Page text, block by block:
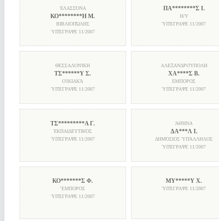
ἘΛΑΣΣΌΝΑ
ΚΟ********Η Μ.
ΒΙΒΛΙΟΠΏΛΗΣ
ὙΠΈΓΡΑΨΕ 11/2007
ΠΑ********Σ Ι.
Η/Υ
ὙΠΈΓΡΑΨΕ 11/2007
ΘΕΣΣΑΛΟΝΊΚΗ
ΤΣ******Υ Σ.
ΟἸΚΙΑΚΆ
ὙΠΈΓΡΑΨΕ 11/2007
ΑΛΕΞΑΝΔΡΟΎΠΟΛΗ
ΧΑ****Σ Β.
ΕΜΠΟΡΟΣ
ὙΠΈΓΡΑΨΕ 11/2007
ΤΣ*********Α Γ.
ἘΚΠΑΙΔΕΥΤΙΚΌΣ
ὙΠΈΓΡΑΨΕ 11/2007
ἈΘΉΝΑ
ΔΑ***Λ Ι.
ΔΗΜΌΣΙΟΣ ὙΠΆΛΛΗΛΟΣ
ὙΠΈΓΡΑΨΕ 11/2007
ΚΟ*******Σ Φ.
ἜΜΠΟΡΟΣ
ὙΠΈΓΡΑΨΕ 11/2007
ΜΥ*****Υ Χ.
ὙΠΈΓΡΑΨΕ 11/2007